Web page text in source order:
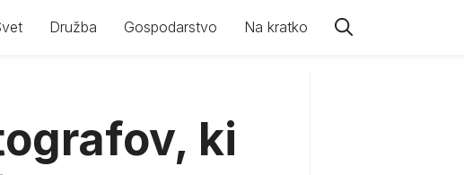
Družba Gospodarstvo Na kratko
ki